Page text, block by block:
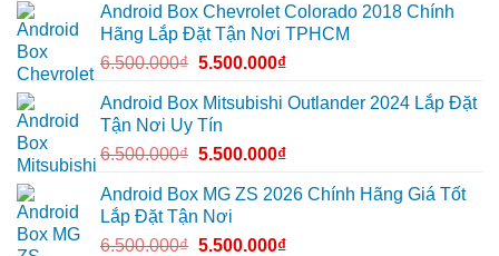
ánh
sáng
XL7
Quận
để
ghi
mọi
cung
đường
Android Box Chevrolet Colorado 2018 Chính
Hãng Lắp Đặt Tận Nơi TPHCM
6.500.000₫ 5.500.000₫
Android Box Mitsubishi Outlander 2024 Lắp Đặt
Tận Nơi Uy Tín
6.500.000₫ 5.500.000₫
Android Box MG ZS 2026 Chính Hãng Giá Tốt
Lắp Đặt Tận Nơi
6.500.000₫ 5.500.000₫